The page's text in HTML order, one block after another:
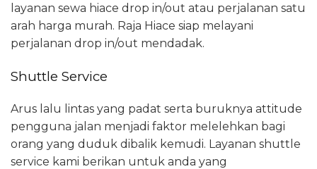
layanan sewa hiace drop in/out atau perjalanan satu
arah harga murah. Raja Hiace siap melayani
perjalanan drop in/out mendadak.
Shuttle Service
Arus lalu lintas yang padat serta buruknya attitude
pengguna jalan menjadi faktor melelehkan bagi
orang yang duduk dibalik kemudi. Layanan shuttle
service kami berikan untuk anda yang